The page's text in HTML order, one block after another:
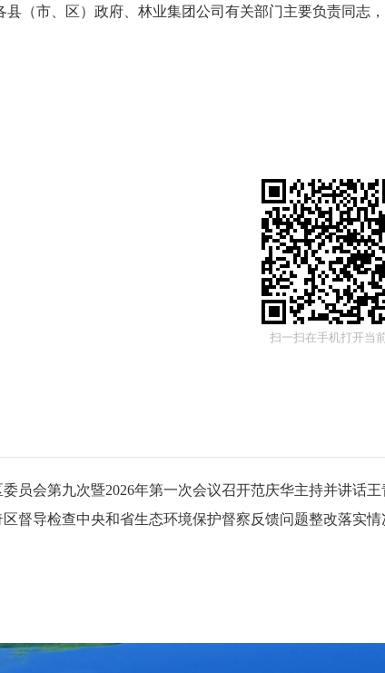
县（市、区）政府、林业集团公司有关部门主要负责同志
扫一扫在手机打开当
员会第九次暨2026年第一次会议召开范庆华主持并讲话
督导检查中央和省生态环境保护督察反馈问题整改落实情